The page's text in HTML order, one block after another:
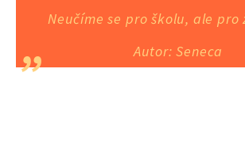
Neučíme se pro školu, ale pro
Autor: Seneca